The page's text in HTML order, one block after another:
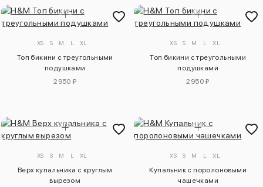
XS S M L XL
Топ бикини с треугольными
подушками
2950 ₽
XS S M L XL
Топ бикини с треугольными
подушками
2950 ₽
XS S M L XL
Верх купальника с круглым
вырезом
XS S M L XL
Купальник с поролоновыми
чашечками